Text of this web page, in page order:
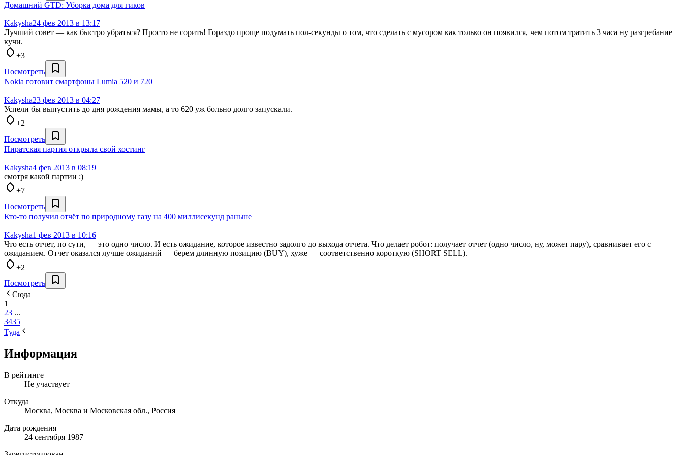
Домашний GTD: Уборка дома для гиков
Kakysha24 фев 2013 в 13:17
Лучший совет — как быстро убраться? Просто не сорить! Гораздо проще подумать пол-секунды о том, что сделать с мусором как только он появился, чем потом тратить 3 часа ну разгребание
кучи.
+3
Посмотреть
Nokia готовит смартфоны Lumia 520 и 720
Kakysha23 фев 2013 в 04:27
Успели бы выпустить до дня рождения мамы, а то 620 уж больно долго запускали.
+2
Посмотреть
Пиратская партия открыла свой хостинг
Kakysha4 фев 2013 в 08:19
смотря какой партии :)
+7
Посмотреть
Кто-то получил отчёт по природному газу на 400 миллисекунд раньше
Kakysha1 фев 2013 в 10:16
Что есть отчет, по сути, — это одно число. И есть ожидание, которое известно задолго до выхода отчета. Что делает робот: получает отчет (одно число, ну, может пару), сравнивает его с
ожиданием. Отчет оказался лучше ожиданий — берем длинную позицию (BUY), хуже — соответственно короткую (SHORT SELL).
+2
Посмотреть
Сюда
1
23 ...
3435
Туда
Информация
В рейтинге
Не участвует
Откуда
Москва, Москва и Московская обл., Россия
Дата рождения
24 сентября 1987